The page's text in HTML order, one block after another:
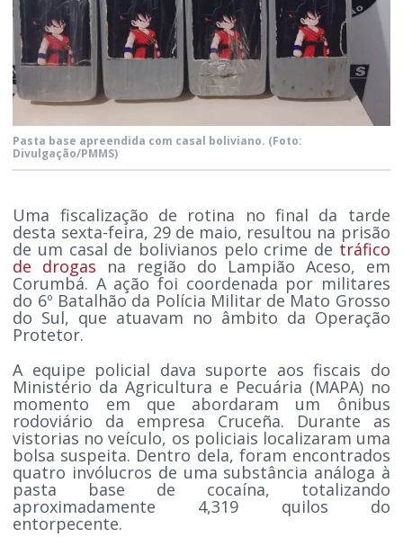
Pasta base apreendida com casal boliviano. (Foto:
Divulgação/PMMS)
Uma fiscalização de rotina no final da tarde
desta sexta-feira, 29 de maio, resultou na prisão
de um casal de bolivianos pelo crime de tráfico
de drogas na região do Lampião Aceso, em
Corumbá. A ação foi coordenada por militares
do 6º Batalhão da Polícia Militar de Mato Grosso
do Sul, que atuavam no âmbito da Operação
Protetor.
A equipe policial dava suporte aos fiscais do
Ministério da Agricultura e Pecuária (MAPA) no
momento em que abordaram um ônibus
rodoviário da empresa Cruceña. Durante as
vistorias no veículo, os policiais localizaram uma
bolsa suspeita. Dentro dela, foram encontrados
quatro invólucros de uma substância análoga à
pasta base de cocaína, totalizando
aproximadamente 4,319 quilos do
entorpecente.